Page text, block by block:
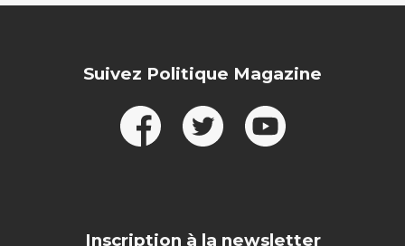
Suivez Politique Magazine
Inscription à la newsletter